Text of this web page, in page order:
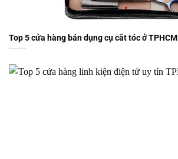
Top 5 cửa hàng bán dụng cụ cắt tóc ở TPHCM